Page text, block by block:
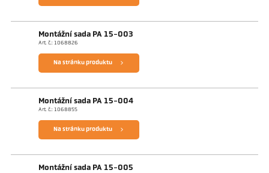
Montážní sada PA 15-003
Art. č.: 1068826
Na stránku produktu
Montážní sada PA 15-004
Art. č.: 1068855
Na stránku produktu
Montážní sada PA 15-005